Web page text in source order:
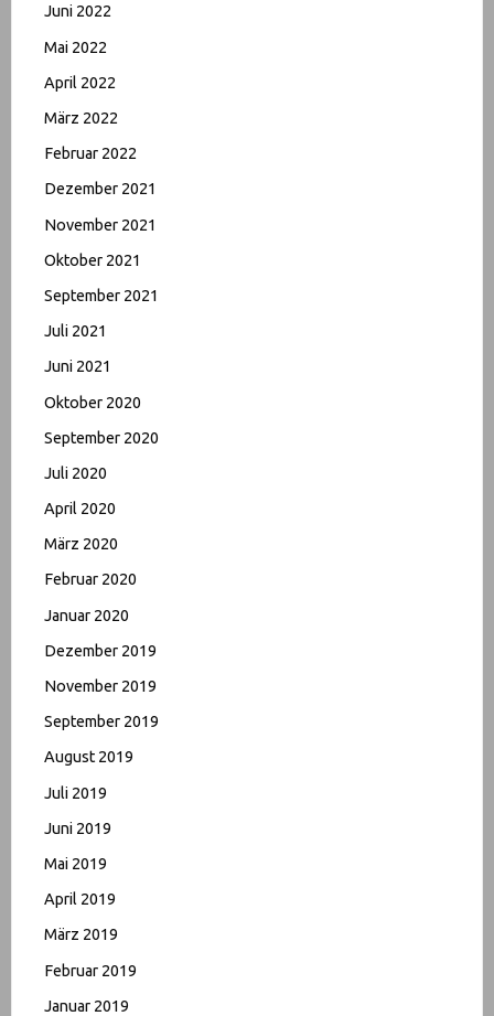
Juni 2022
Mai 2022
April 2022
März 2022
Februar 2022
Dezember 2021
November 2021
Oktober 2021
September 2021
Juli 2021
Juni 2021
Oktober 2020
September 2020
Juli 2020
April 2020
März 2020
Februar 2020
Januar 2020
Dezember 2019
November 2019
September 2019
August 2019
Juli 2019
Juni 2019
Mai 2019
April 2019
März 2019
Februar 2019
Januar 2019